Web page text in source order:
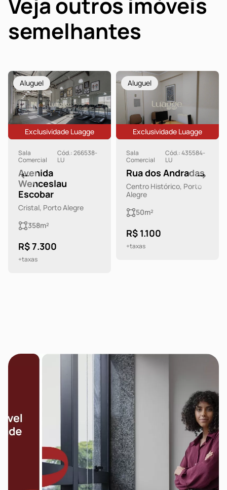
semelhantes
Aluguel
Exclusividade Luagge
Sala
Comercial
Cód.: 266538-
LU
Avenida
Wenceslau
Escobar
Cristal, Porto Alegre
358m²
R$ 7.300
+taxas
Aluguel
Exclusividade Luagge
Sala
Comercial
Cód.: 435584-
LU
Rua dos Andradas
Centro Histórico, Porto
Alegre
50m²
R$ 1.100
+taxas